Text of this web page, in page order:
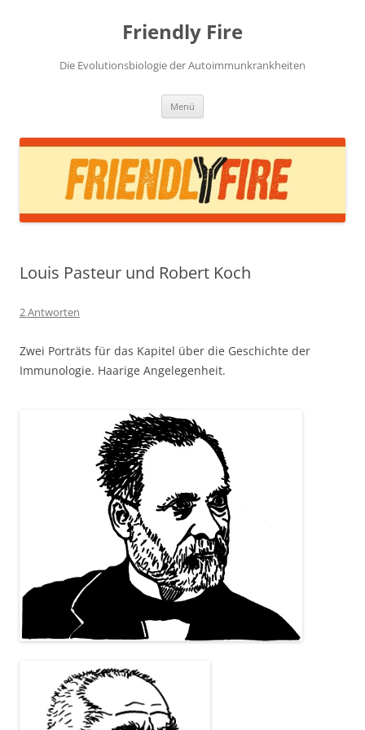
Friendly Fire
Die Evolutionsbiologie der Autoimmunkrankheiten
Menü
Louis Pasteur und Robert Koch
2 Antworten
Zwei Porträts für das Kapitel über die Geschichte der
Immunologie. Haarige Angelegenheit.